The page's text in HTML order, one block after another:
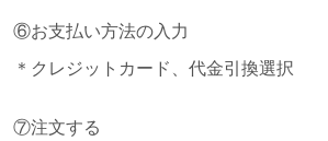
⑥お支払い方法の入力
＊クレジットカード、代金引換選択
⑦注文する